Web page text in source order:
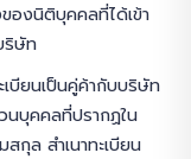
องนิติบุคคลที่ได้เข้า
ริษัท
บียนเป็นคู่ค้ากับบริษัท
นบุคคลที่ปรากฏใน
สกุล สำเนาทะเบียน